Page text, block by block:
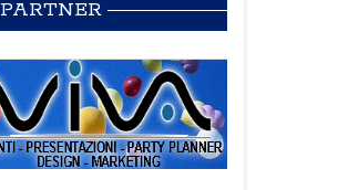
PARTNER